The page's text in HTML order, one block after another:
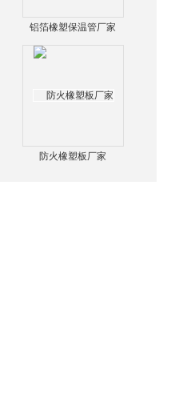
铝箔橡塑保温管厂家
防火橡塑板厂家